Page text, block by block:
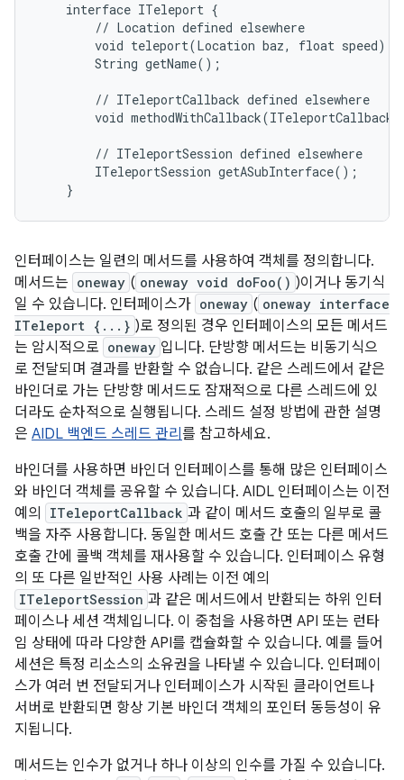
    interface ITeleport {
        // Location defined elsewhere
        void teleport(Location baz, float speed);
        String getName();
        // ITeleportCallback defined elsewhere
void methodWithCallback(ITeleportCallback
        // ITeleportSession defined elsewhere
        ITeleportSession getASubInterface();
인터페이스는 일련의 메서드를 사용하여 객체를 정의합니다.
메서드는 oneway ( oneway void doFoo() )이거나 동기식
일 수 있습니다. 인터페이스가 oneway ( oneway interface
ITeleport {...} )로 정의된 경우 인터페이스의 모든 메서드
는 암시적으로 oneway 입니다. 단방향 메서드는 비동기식으
로 전달되며 결과를 반환할 수 없습니다. 같은 스레드에서 같은
바인더로 가는 단방향 메서드도 잠재적으로 다른 스레드에 있
더라도 순차적으로 실행됩니다. 스레드 설정 방법에 관한 설명
은 AIDL 백엔드 스레드 관리 를 참고하세요.
바인더를 사용하면 바인더 인터페이스를 통해 많은 인터페이스
와 바인더 객체를 공유할 수 있습니다. AIDL 인터페이스는 이전
예의
ITeleportCallback 과 같이 메서드 호출의 일부로 콜
백을 자주 사용합니다. 동일한 메서드 호출 간 또는 다른 메서드
호출 간에 콜백 객체를 재사용할 수 있습니다. 인터페이스 유형
의 또 다른 일반적인 사용 사례는 이전 예의
ITeleportSession 과 같은 메서드에서 반환되는 하위 인터
페이스나 세션 객체입니다. 이 중첩을 사용하면 API 또는 런타
임 상태에 따라 다양한 API를 캡슐화할 수 있습니다. 예를 들어
세션은 특정 리소스의 소유권을 나타낼 수 있습니다. 인터페이
스가 여러 번 전달되거나 인터페이스가 시작된 클라이언트나
서버로 반환되면 항상 기본 바인더 객체의 포인터 동등성이 유
지됩니다.
메서드는 인수가 없거나 하나 이상의 인수를 가질 수 있습니다.